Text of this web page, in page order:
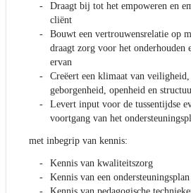
Draagt bij tot het empoweren en
cliënt
Bouwt een vertrouwensrelatie op
draagt zorg voor het onderhouden
ervan
Creëert een klimaat van veiligheid,
geborgenheid, openheid en
Levert input voor de tussentijdse
voortgang van het
met inbegrip van kennis:
Kennis van kwaliteitszorg
Kennis van een ondersteuningsplan